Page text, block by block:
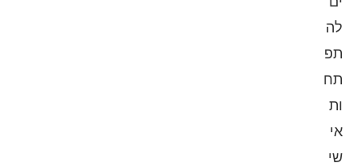
לה
תפ
תח
ות
אי
שי